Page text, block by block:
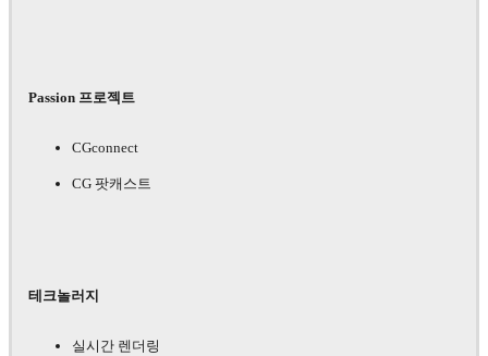
Passion 프로젝트
CGconnect
CG 팟캐스트
테크놀러지
실시간 렌더링